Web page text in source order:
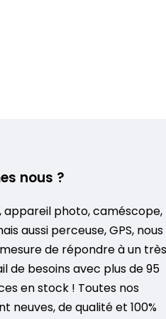
nous ?
appareil photo, caméscope,
aussi perceuse, GPS, nous
de répondre à un très
de besoins avec plus de 95
en stock ! Toutes nos
neuves, de qualité et 100%